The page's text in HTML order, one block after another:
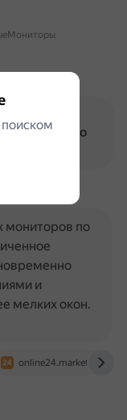
со
online24.market
по
и
мелких окон.